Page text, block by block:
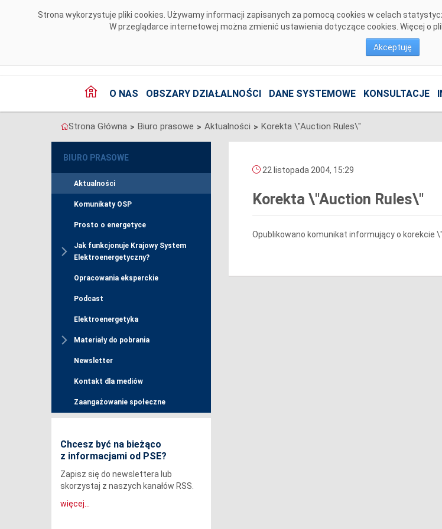
Strona wykorzystuje pliki cookies. Używamy informacji zapisanych za pomocą cookies w celach
W przeglądarce internetowej można zmienić ustawienia dotyczące cookies. Więcej o
Akceptuję
O NAS OBSZARY DZIAŁALNOŚCI DANE SYSTEMOWE KONSULTACJE
Strona Główna > Biuro prasowe > Aktualności > Korekta \"Auction Rules\"
BIURO PRASOWE
Aktualności
Komunikaty OSP
Prosto o energetyce
Jak funkcjonuje Krajowy System
Elektroenergetyczny?
Opracowania eksperckie
Podcast
Elektroenergetyka
Materiały do pobrania
Newsletter
Kontakt dla mediów
Zaangażowanie społeczne
Chcesz być na bieżąco
z informacjami od PSE?
Zapisz się do newslettera lub
skorzystaj z naszych kanałów RSS.
więcej...
22 listopada 2004, 15:29
Korekta \"Auction Rules\"
Opublikowano komunikat informujący o korekcie